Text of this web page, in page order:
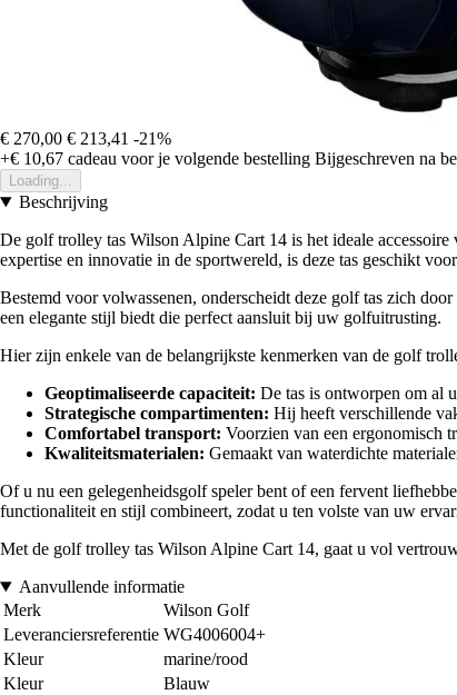
€ 270,00 € 213,41 -21%
+€ 10,67 cadeau voor je volgende bestelling Bijgeschreven na
Loading...
Beschrijving
De golf trolley tas Wilson Alpine Cart 14 is het ideale
expertise en innovatie in de sportwereld, is deze tas geschikt
Bestemd voor volwassenen, onderscheidt deze golf tas zich
een elegante stijl biedt die perfect aansluit bij uw golfuitrusting.
Hier zijn enkele van de belangrijkste kenmerken van de golf
Geoptimaliseerde capaciteit: De tas is ontworpen om al
Strategische compartimenten: Hij heeft verschillende
Comfortabel transport: Voorzien van een ergonomisch
Kwaliteitsmaterialen: Gemaakt van waterdichte
Of u nu een gelegenheidsgolf speler bent of een fervent
functionaliteit en stijl combineert, zodat u ten volste van uw
Met de golf trolley tas Wilson Alpine Cart 14, gaat u vol
Aanvullende informatie
Merk
Wilson Golf
Leveranciersreferentie WG4006004+
Kleur
marine/rood
Kleur
Blauw